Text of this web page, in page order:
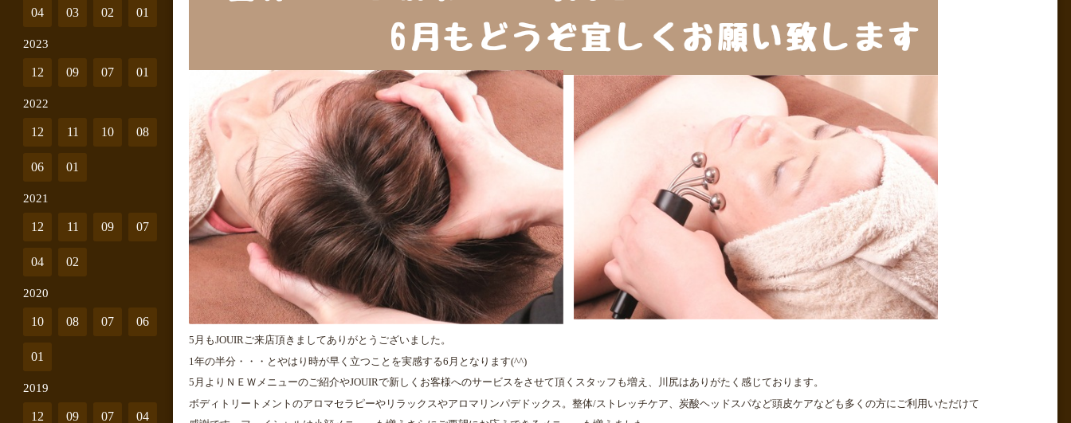
5月もJOUIRご来店頂きましてありがとうございました。
1年の半分・・・とやはり時が早く立つことを実感する6月となります(^^)
5月よりＮＥＷメニューのご紹介やJOUIRで新しくお客様へのサービスをさせて頂くスタッフも増え、川尻はありがたく感じております。
ボディトリートメントのアロマセラピーやリラックスやアロマリンパデドックス。整体/ストレッチケア、炭酸ヘッドスパなど頭皮ケアなども多くの方にご利用いただけて
04 03 02 01
2023
12 09 07 01
2022
12 11 10 08
06 01
2021
12 11 09 07
04 02
2020
10 08 07 06
01
2019
12 09 07 04